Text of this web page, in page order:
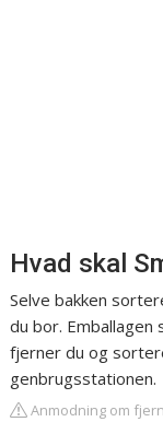
Hvad skal
Selve bakken
du bor.
fjerner du og
genbrugsstationen.
Anmodning om